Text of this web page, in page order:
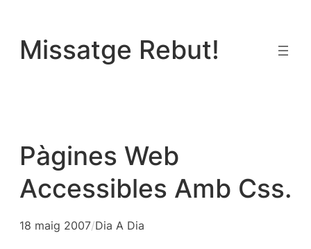
contingut
Missatge Rebut!
Pàgines Web
Accessibles Amb Css.
18 maig 2007/Dia A Dia